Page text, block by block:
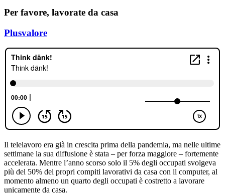
Per favore, lavorate da casa
Plusvalore
Il telelavoro era già in crescita prima della pandemia, ma nelle ultime
settimane la sua diffusione è stata – per forza maggiore – fortemente
accelerata. Mentre l’anno scorso solo il 5% degli occupati svolgeva
più del 50% dei propri compiti lavorativi da casa con il computer, al
momento almeno un quarto degli occupati è costretto a lavorare
unicamente da casa.